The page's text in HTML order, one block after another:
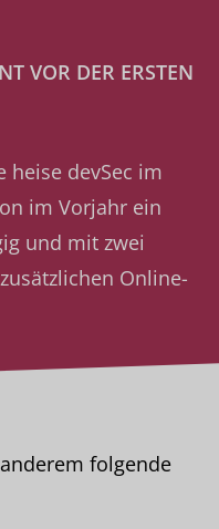
VOR DER ERSTEN
heise devSec im
im Vorjahr ein
und mit zwei
Online-
folgende